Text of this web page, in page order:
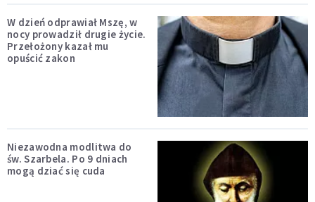
W dzień odprawiał Mszę, w
nocy prowadził drugie życie.
Przełożony kazał mu
opuścić zakon
Niezawodna modlitwa do
św. Szarbela. Po 9 dniach
mogą dziać się cuda